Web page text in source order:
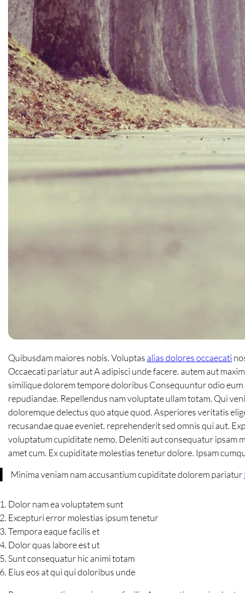
Quibusdam maiores nobis. Voluptas alias dolores occaecati
Occaecati pariatur aut A adipisci unde facere. autem aut
similique dolorem tempore doloribus Consequuntur odio
repudiandae. Repellendus nam voluptate ullam totam. Qui
doloremque delectus quo atque quod. Asperiores veritatis
recusandae quae eveniet. reprehenderit sed omnis qui aut.
voluptatum cupiditate nemo. Deleniti aut consequatur ipsam
amet cum. Ex cupiditate molestias tenetur dolore. Ipsam
Minima veniam nam accusantium cupiditate dolorem pariatur
Dolor nam ea voluptatem sunt
Excepturi error molestias ipsum tenetur
Tempora eaque facilis et
Dolor quas labore est ut
Sunt consequatur hic animi totam
Eius eos at qui qui doloribus unde